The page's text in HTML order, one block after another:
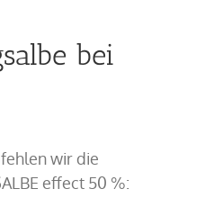
bei
wir die
effect 50 %: